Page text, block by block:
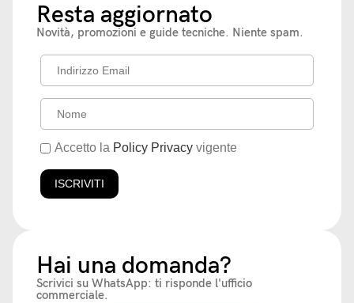
Resta aggiornato
Novità, promozioni e guide tecniche. Niente spam.
Accetto la Policy Privacy vigente
Hai una domanda?
Scrivici su WhatsApp: ti risponde l'ufficio
commerciale.